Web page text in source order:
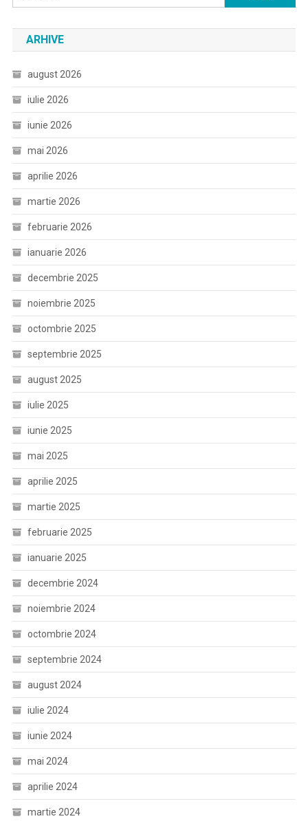
după:
ARHIVE
august 2026
iulie 2026
iunie 2026
mai 2026
aprilie 2026
martie 2026
februarie 2026
ianuarie 2026
decembrie 2025
noiembrie 2025
octombrie 2025
septembrie 2025
august 2025
iulie 2025
iunie 2025
mai 2025
aprilie 2025
martie 2025
februarie 2025
ianuarie 2025
decembrie 2024
noiembrie 2024
octombrie 2024
septembrie 2024
august 2024
iulie 2024
iunie 2024
mai 2024
aprilie 2024
martie 2024